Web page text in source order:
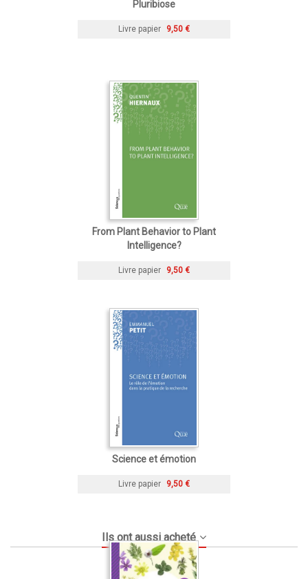
Pluribiose
Livre papier 9,50 €
From Plant Behavior to Plant
Intelligence?
Livre papier 9,50 €
Science et émotion
Livre papier 9,50 €
Ils ont aussi acheté